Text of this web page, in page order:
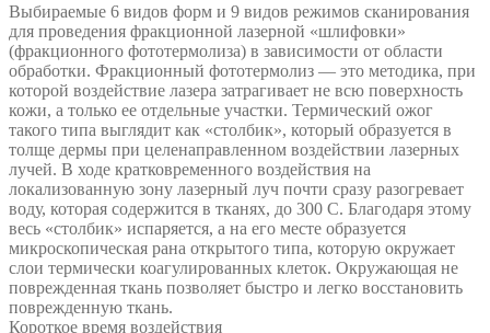
Выбираемые 6 видов форм и 9 видов режимов сканирования
для проведения фракционной лазерной «шлифовки»
(фракционного фототермолиза) в зависимости от области
обработки. Фракционный фототермолиз — это методика, при
которой воздействие лазера затрагивает не всю поверхность
кожи, а только ее отдельные участки. Термический ожог
такого типа выглядит как «столбик», который образуется в
толще дермы при целенаправленном воздействии лазерных
лучей. В ходе кратковременного воздействия на
локализованную зону лазерный луч почти сразу разогревает
воду, которая содержится в тканях, до 300 С. Благодаря этому
весь «столбик» испаряется, а на его месте образуется
микроскопическая рана открытого типа, которую окружает
слои термически коагулированных клеток. Окружающая не
поврежденная ткань позволяет быстро и легко восстановить
поврежденную ткань.
Короткое время воздействия